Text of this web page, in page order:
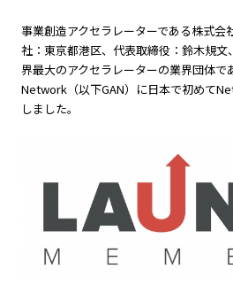
事業創造アクセラレーターである株式会
社：東京都港区、代表取締役：鈴木規
界最大のアクセラレーターの業界団体
Network（以下GAN）に日本で初めて
しました。